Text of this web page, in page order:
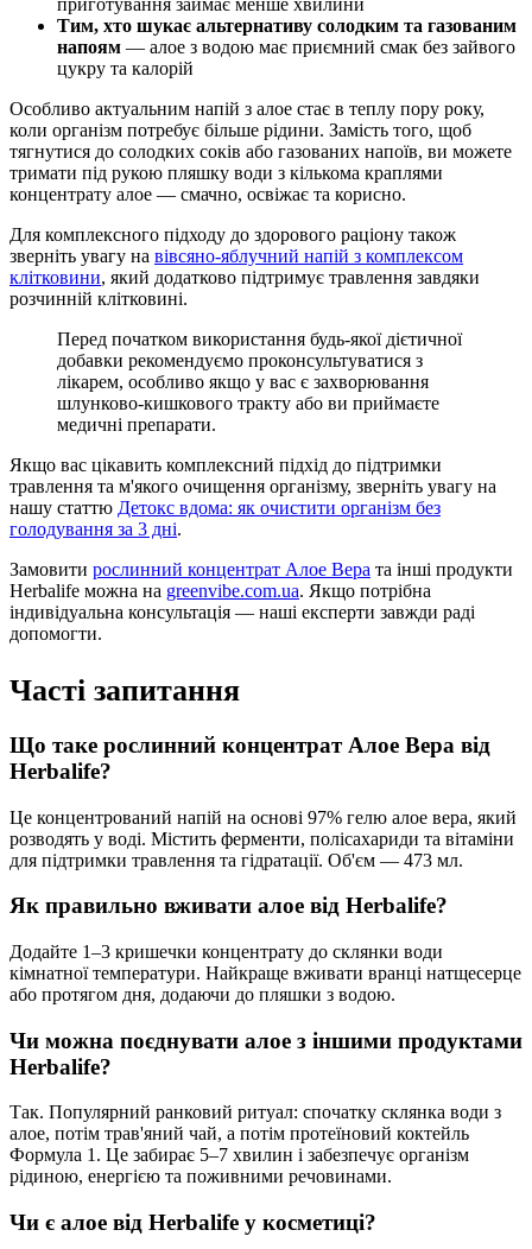
Тим, хто шукає альтернативу солодким та газованим
напоям — алое з водою має приємний смак без зайвого
цукру та калорій
Особливо актуальним напій з алое стає в теплу пору року,
коли організм потребує більше рідини. Замість того, щоб
тягнутися до солодких соків або газованих напоїв, ви можете
тримати під рукою пляшку води з кількома краплями
концентрату алое — смачно, освіжає та корисно.
Для комплексного підходу до здорового раціону також
зверніть увагу на вівсяно-яблучний напій з комплексом
клітковини, який додатково підтримує травлення завдяки
розчинній клітковині.
Перед початком використання будь-якої дієтичної
добавки рекомендуємо проконсультуватися з
лікарем, особливо якщо у вас є захворювання
шлунково-кишкового тракту або ви приймаєте
медичні препарати.
Якщо вас цікавить комплексний підхід до підтримки
травлення та м'якого очищення організму, зверніть увагу на
нашу статтю Детокс вдома: як очистити організм без
голодування за 3 дні.
Замовити рослинний концентрат Алое Вера та інші продукти
Herbalife можна на greenvibe.com.ua. Якщо потрібна
індивідуальна консультація — наші експерти завжди раді
допомогти.
Часті запитання
Що таке рослинний концентрат Алое Вера від
Herbalife?
Це концентрований напій на основі 97% гелю алое вера, який
розводять у воді. Містить ферменти, полісахариди та вітаміни
для підтримки травлення та гідратації. Об'єм — 473 мл.
Як правильно вживати алое від Herbalife?
Додайте 1–3 кришечки концентрату до склянки води
кімнатної температури. Найкраще вживати вранці натщесерце
або протягом дня, додаючи до пляшки з водою.
Чи можна поєднувати алое з іншими продуктами
Herbalife?
Так. Популярний ранковий ритуал: спочатку склянка води з
алое, потім трав'яний чай, а потім протеїновий коктейль
Формула 1. Це забирає 5–7 хвилин і забезпечує організм
рідиною, енергією та поживними речовинами.
Чи є алое від Herbalife у косметиці?